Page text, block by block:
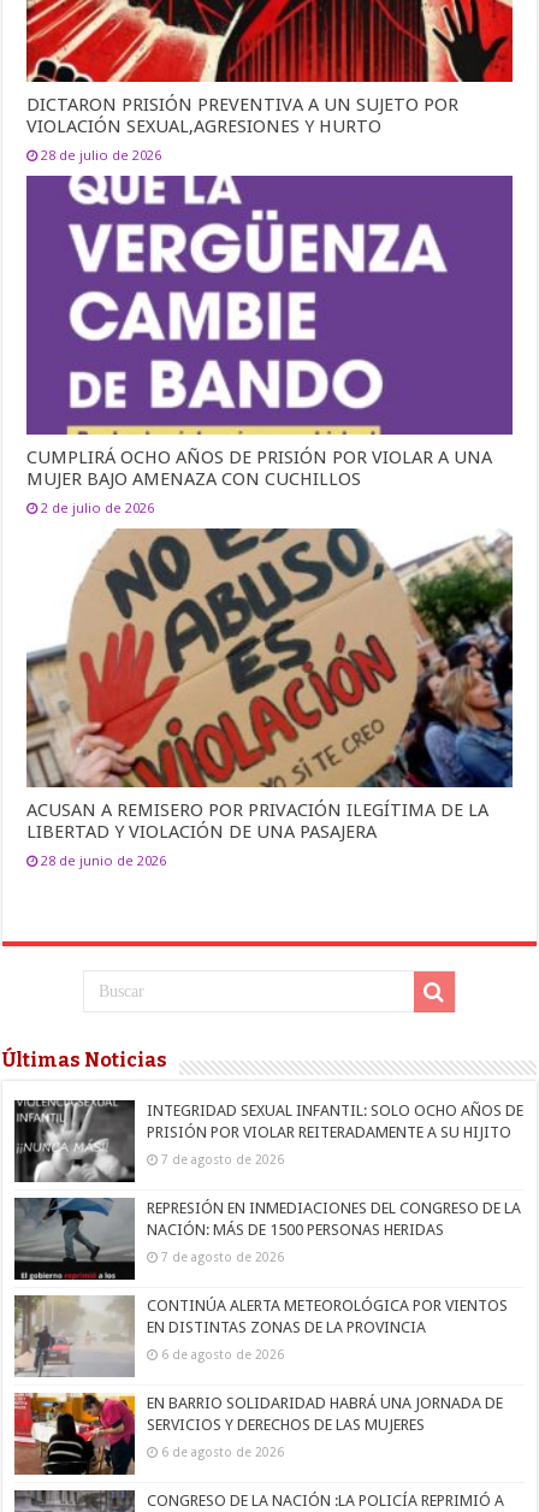
DICTARON PRISIÓN PREVENTIVA A UN SUJETO POR
VIOLACIÓN SEXUAL,AGRESIONES Y HURTO
28 de julio de 2026
CUMPLIRÁ OCHO AÑOS DE PRISIÓN POR VIOLAR A UNA
MUJER BAJO AMENAZA CON CUCHILLOS
2 de julio de 2026
ACUSAN A REMISERO POR PRIVACIÓN ILEGÍTIMA DE LA
LIBERTAD Y VIOLACIÓN DE UNA PASAJERA
28 de junio de 2026
Últimas Noticias
INTEGRIDAD SEXUAL INFANTIL: SOLO OCHO AÑOS DE
PRISIÓN POR VIOLAR REITERADAMENTE A SU HIJITO
7 de agosto de 2026
REPRESIÓN EN INMEDIACIONES DEL CONGRESO DE LA
NACIÓN: MÁS DE 1500 PERSONAS HERIDAS
7 de agosto de 2026
CONTINÚA ALERTA METEOROLÓGICA POR VIENTOS
EN DISTINTAS ZONAS DE LA PROVINCIA
6 de agosto de 2026
EN BARRIO SOLIDARIDAD HABRÁ UNA JORNADA DE
SERVICIOS Y DERECHOS DE LAS MUJERES
6 de agosto de 2026
CONGRESO DE LA NACIÓN :LA POLICÍA REPRIMIÓ A